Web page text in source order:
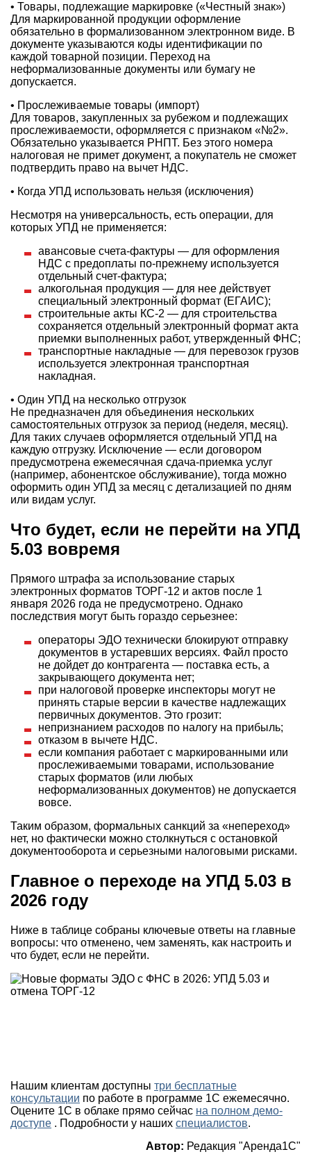
• Товары, подлежащие маркировке («Честный знак»)
Для маркированной продукции оформление
обязательно в формализованном электронном виде. В
документе указываются коды идентификации по
каждой товарной позиции. Переход на
неформализованные документы или бумагу не
допускается.
• Прослеживаемые товары (импорт)
Для товаров, закупленных за рубежом и подлежащих
прослеживаемости, оформляется с признаком «№2».
Обязательно указывается РНПТ. Без этого номера
налоговая не примет документ, а покупатель не сможет
подтвердить право на вычет НДС.
• Когда УПД использовать нельзя (исключения)
Несмотря на универсальность, есть операции, для
которых УПД не применяется:
авансовые счета-фактуры — для оформления
НДС с предоплаты по-прежнему используется
отдельный счет-фактура;
алкогольная продукция — для нее действует
специальный электронный формат (ЕГАИС);
строительные акты КС-2 — для строительства
сохраняется отдельный электронный формат акта
приемки выполненных работ, утвержденный ФНС;
транспортные накладные — для перевозок грузов
используется электронная транспортная
накладная.
• Один УПД на несколько отгрузок
Не предназначен для объединения нескольких
самостоятельных отгрузок за период (неделя, месяц).
Для таких случаев оформляется отдельный УПД на
каждую отгрузку. Исключение — если договором
предусмотрена ежемесячная сдача-приемка услуг
(например, абонентское обслуживание), тогда можно
оформить один УПД за месяц с детализацией по дням
или видам услуг.
Что будет, если не перейти на УПД
5.03 вовремя
Прямого штрафа за использование старых
электронных форматов ТОРГ-12 и актов после 1
января 2026 года не предусмотрено. Однако
последствия могут быть гораздо серьезнее:
операторы ЭДО технически блокируют отправку
документов в устаревших версиях. Файл просто
не дойдет до контрагента — поставка есть, а
закрывающего документа нет;
при налоговой проверке инспекторы могут не
принять старые версии в качестве надлежащих
первичных документов. Это грозит:
непризнанием расходов по налогу на прибыль;
отказом в вычете НДС.
если компания работает с маркированными или
прослеживаемыми товарами, использование
старых форматов (или любых
неформализованных документов) не допускается
вовсе.
Таким образом, формальных санкций за «непереход»
нет, но фактически можно столкнуться с остановкой
документооборота и серьезными налоговыми рисками.
Главное о переходе на УПД 5.03 в
2026 году
Ниже в таблице собраны ключевые ответы на главные
вопросы: что отменено, чем заменять, как настроить и
что будет, если не перейти.
Нашим клиентам доступны три бесплатные
консультации по работе в программе 1С ежемесячно.
Оцените 1С в облаке прямо сейчас на полном демо-
доступе . Подробности у наших специалистов.
Автор: Редакция "Аренда1С"